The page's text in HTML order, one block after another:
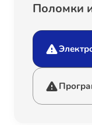
Поломки